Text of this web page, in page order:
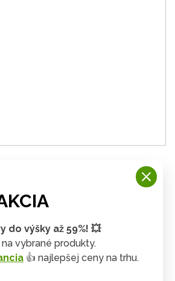
do výšky až 59%! 💥
na vybrané produkty.
👍 najlepšej ceny na trhu.